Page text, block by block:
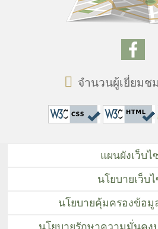
จำนวนผู้เยี่ยมช
แผนผังเว็บไ
นโยบายเว็บ
นโยบายคุ้มครองข้อ